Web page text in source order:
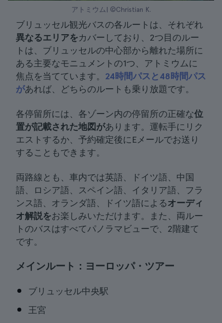
アトミウム| ©Christian K.
ブリュッセル観光バスの各ルートは、それぞれ
異なるエリアをカバーしており、2つ目のルー
トは、ブリュッセルの中心部から離れた場所に
ある主要なモニュメントの1つ、アトミウムに
焦点を当てています。 24時間パスと48時間パス
があれば、どちらのルートも乗り放題です。
各停留所には、各ゾーン内の停留所の正確な位
置が記載された地図があります。運転手にリク
エストするか、予約確定後にEメールでお送り
することもできます。
両路線とも、車内では英語、ドイツ語、中国
語、ロシア語、スペイン語、イタリア語、フラ
ンス語、オランダ語、ドイツ語によるオーディ
オ解説をお楽しみいただけます。また、両ルー
トのバスはすべてパノラマビューで、2階建て
です。
メインルート：ヨーロッパ・ツアー
ブリュッセル中央駅
王宮